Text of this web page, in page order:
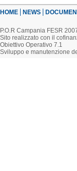
HOME NEWS
P.O.R Campania FESR
Sito realizzato con il
Obiettivo Operativo 7.1
Sviluppo e manutenzione